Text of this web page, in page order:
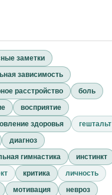
заметки
зависимость
расстройство
боль
восприятие
здоровья
гештальт
диагноз
гимнастика
инстинкт
критика
личность
мотивация
невроз